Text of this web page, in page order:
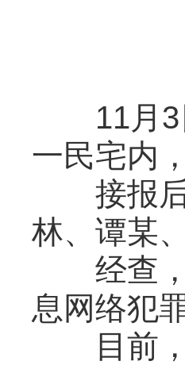
11月3日
一民宅内
接报后
林、谭某
经查，
息网络犯
目前，